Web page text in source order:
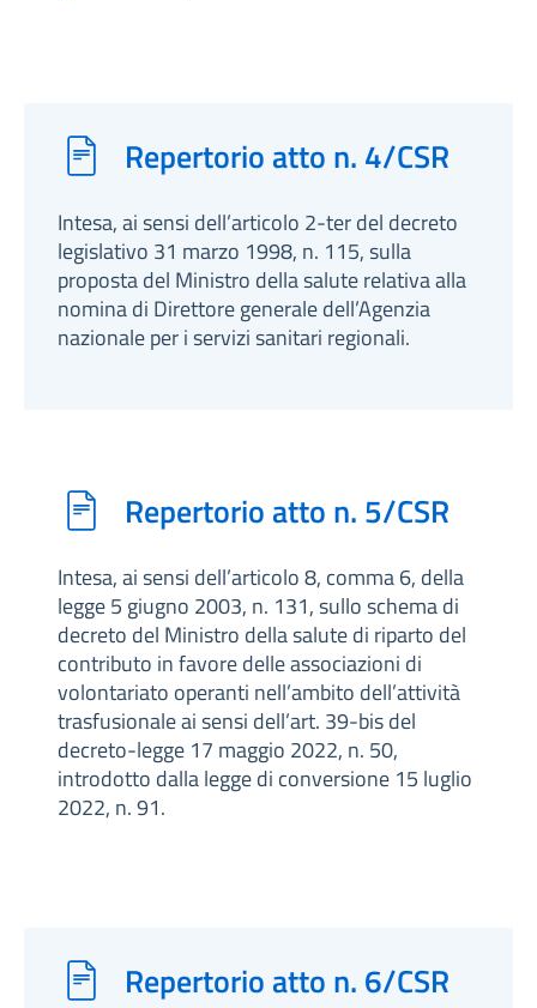
Repertorio atto n. 4/CSR
Intesa, ai sensi dell’articolo 2-ter del decreto
legislativo 31 marzo 1998, n. 115, sulla
proposta del Ministro della salute relativa alla
nomina di Direttore generale dell’Agenzia
nazionale per i servizi sanitari regionali.
Repertorio atto n. 5/CSR
Intesa, ai sensi dell’articolo 8, comma 6, della
legge 5 giugno 2003, n. 131, sullo schema di
decreto del Ministro della salute di riparto del
contributo in favore delle associazioni di
volontariato operanti nell’ambito dell’attività
trasfusionale ai sensi dell’art. 39-bis del
decreto-legge 17 maggio 2022, n. 50,
introdotto dalla legge di conversione 15 luglio
2022, n. 91.
Repertorio atto n. 6/CSR